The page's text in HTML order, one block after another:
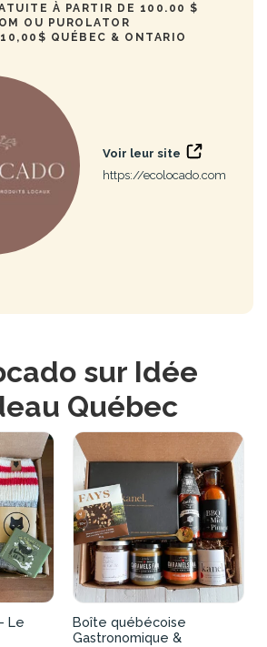
À PARTIR DE 100.00 $
OU PUROLATOR
QUÉBEC & ONTARIO
Voir leur site
https://ecolocado.com
sur Idée
Québec
Le
Boîte québécoise
Gastronomique &